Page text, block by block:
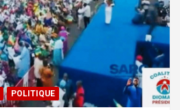
POLITIQUE